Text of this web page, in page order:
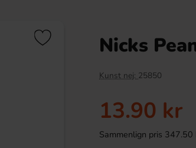
Nicks
Kunst nej: 25850
13.90 kr
Sammenlign pris